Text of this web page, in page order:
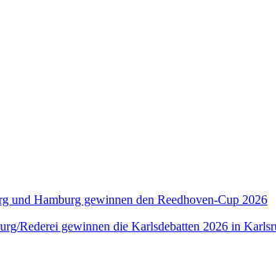
und Hamburg gewinnen den Reedhoven-Cup 2026
Rederei gewinnen die Karlsdebatten 2026 in